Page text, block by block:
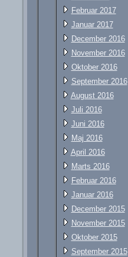
Februar 2017
Januar 2017
December 2016
November 2016
Oktober 2016
September 2016
August 2016
Juli 2016
Juni 2016
Maj 2016
April 2016
Marts 2016
Februar 2016
Januar 2016
December 2015
November 2015
Oktober 2015
September 2015